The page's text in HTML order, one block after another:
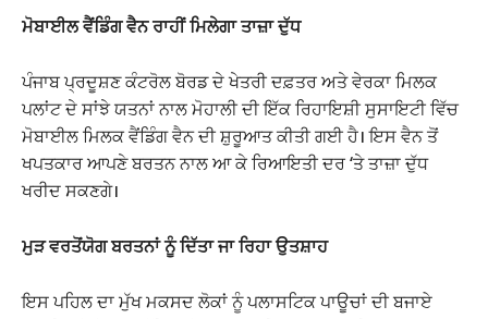
ਮੋਬਾਈਲ ਵੈਂਡਿੰਗ ਵੈਨ ਰਾਹੀਂ ਮਿਲੇਗਾ ਤਾਜ਼ਾ ਦੁੱਧ
ਪੰਜਾਬ ਪ੍ਰਦੂਸ਼ਣ ਕੰਟਰੋਲ ਬੋਰਡ ਦੇ ਖੇਤਰੀ ਦਫ਼ਤਰ ਅਤੇ ਵੇਰਕਾ ਮਿਲਕ
ਪਲਾਂਟ ਦੇ ਸਾਂਝੇ ਯਤਨਾਂ ਨਾਲ ਮੋਹਾਲੀ ਦੀ ਇੱਕ ਰਿਹਾਇਸ਼ੀ ਸੁਸਾਇਟੀ ਵਿੱਚ
ਮੋਬਾਈਲ ਮਿਲਕ ਵੈਂਡਿੰਗ ਵੈਨ ਦੀ ਸ਼ੁਰੂਆਤ ਕੀਤੀ ਗਈ ਹੈ। ਇਸ ਵੈਨ ਤੋਂ
ਖਪਤਕਾਰ ਆਪਣੇ ਬਰਤਨ ਨਾਲ ਆ ਕੇ ਰਿਆਇਤੀ ਦਰ ‘ਤੇ ਤਾਜ਼ਾ ਦੁੱਧ
ਖਰੀਦ ਸਕਣਗੇ।
ਮੁੜ ਵਰਤੋਂਯੋਗ ਬਰਤਨਾਂ ਨੂੰ ਦਿੱਤਾ ਜਾ ਰਿਹਾ ਉਤਸ਼ਾਹ
ਇਸ ਪਹਿਲ ਦਾ ਮੁੱਖ ਮਕਸਦ ਲੋਕਾਂ ਨੂੰ ਪਲਾਸਟਿਕ ਪਾਊਚਾਂ ਦੀ ਬਜਾਏ